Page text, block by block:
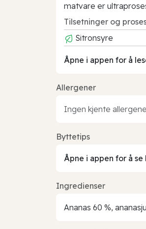
matvare er
Tilsetninger og
Sitronsyre
Åpne i appen for å
Allergener
Ingen kjente
Byttetips
Åpne i appen for å
Ingredienser
Ananas 60 %,